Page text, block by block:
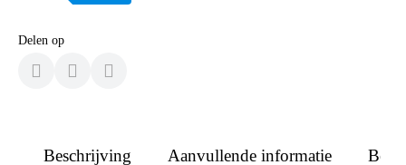
Delen op
Beschrijving Aanvullende informatie